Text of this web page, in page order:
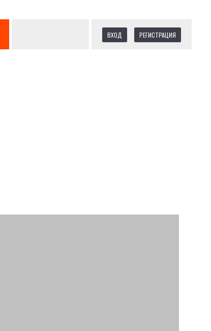
ВХОД РЕГИСТРАЦИЯ